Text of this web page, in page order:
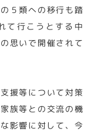
５類への移行も踏
て行こうとする中
思いで開催されて
援等について対策
族等との交流の機
影響に対して、今